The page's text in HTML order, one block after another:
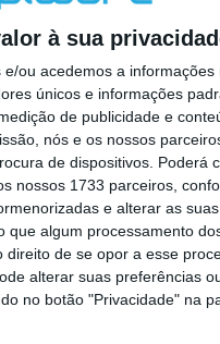
à sua
e/ou acedemos a
únicos e informações
de publicidade e
nós e os nossos
de dispositivos. Poderá
nossos 1733 parceiros,
e alterar as
que algum processamento
de se opor a esse
alterar suas preferências
no botão "Privacidade" na
para validar as
alguns países, que